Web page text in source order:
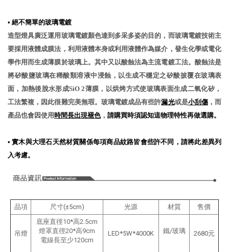
• 絕不簡單的玻璃電鍍
造型燈具廣泛運用玻璃電鍍顏色達到多采多姿的目的，而玻璃電鍍技術主
要採用液體成膜法，利用液體本身或利用液體作為媒介，發生化學或電化
學作用而生成薄膜於玻璃上。其中又以酸蝕法為主流電鍍工法。酸蝕法是
將矽酸鹽玻璃在稀酸類溶液中浸蝕，以生成不穩定之矽酸披覆在玻璃表
面，加熱後脫水形成SiO 2薄膜，以烘烤方式使玻璃表面生成二氧化矽，
工法繁複，因此很難完美無瑕。玻璃電鍍成品有些許漏光或是小刮傷，而
產品也會因使用時間長出現褪色， 請購買時須認知這物理特性再做選購。
• 實木與大理石天然材質關係每項商品紋路皆會些許不同，請將此差異列
入考慮。
品項 尺寸(±5cm) 光源 材質 售價
吊燈
底座直徑10*高2.5cm
燈罩直徑20*高9cm
電線長至少120cm
LED*5W*4000K 鐵/玻璃 2680元